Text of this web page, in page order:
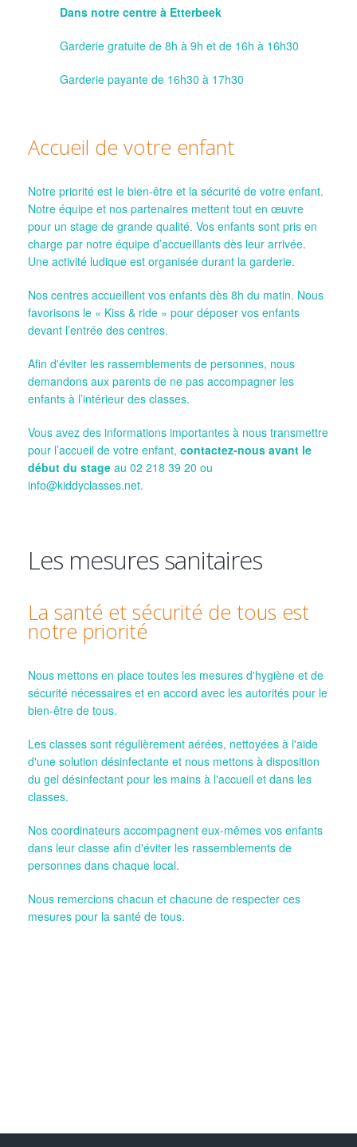
Dans notre centre à Etterbeek
Garderie gratuite de 8h à 9h et de 16h à 16h30
Garderie payante de 16h30 à 17h30
Accueil de votre enfant
Notre priorité est le bien-être et la sécurité de votre enfant.
Notre équipe et nos partenaires mettent tout en œuvre
pour un stage de grande qualité. Vos enfants sont pris en
charge par notre équipe d’accueillants dès leur arrivée.
Une activité ludique est organisée durant la garderie.
Nos centres accueillent vos enfants dès 8h du matin. Nous
favorisons le « Kiss & ride » pour déposer vos enfants
devant l’entrée des centres.
Afin d'éviter les rassemblements de personnes, nous
demandons aux parents de ne pas accompagner les
enfants à l’intérieur des classes.
Vous avez des informations importantes à nous transmettre
pour l’accueil de votre enfant, contactez-nous avant le
début du stage au 02 218 39 20 ou
info@kiddyclasses.net.
Les mesures sanitaires
La santé et sécurité de tous est
notre priorité
Nous mettons en place toutes les mesures d'hygiène et de
sécurité nécessaires et en accord avec les autorités pour le
bien-être de tous.
Les classes sont régulièrement aérées, nettoyées à l'aide
d'une solution désinfectante et nous mettons à disposition
du gel désinfectant pour les mains à l'accueil et dans les
classes.
Nos coordinateurs accompagnent eux-mêmes vos enfants
dans leur classe afin d'éviter les rassemblements de
personnes dans chaque local.
Nous remercions chacun et chacune de respecter ces
mesures pour la santé de tous.